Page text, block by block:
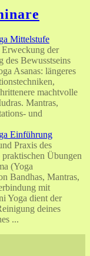
Mittelstufe
der
des Bewusstseins
Asanas: längeres
machtvolle
Mantras,
und
Einführung
Praxis des
Übungen
(Yoga
Bandhas, Mantras,
mit
Yoga dient der
deines
...